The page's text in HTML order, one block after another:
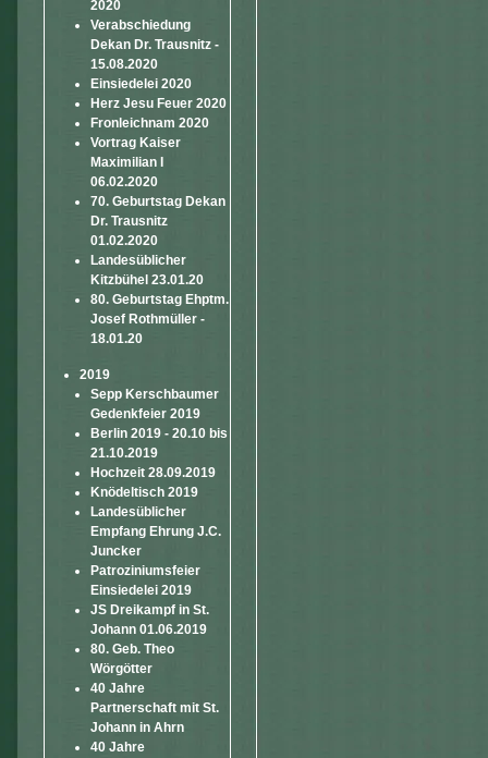
2020
Verabschiedung
Dekan Dr. Trausnitz -
15.08.2020
Einsiedelei 2020
Herz Jesu Feuer 2020
Fronleichnam 2020
Vortrag Kaiser
Maximilian I
06.02.2020
70. Geburtstag Dekan
Dr. Trausnitz
01.02.2020
Landesüblicher
Kitzbühel 23.01.20
80. Geburtstag Ehptm.
Josef Rothmüller -
18.01.20
2019
Sepp Kerschbaumer
Gedenkfeier 2019
Berlin 2019 - 20.10 bis
21.10.2019
Hochzeit 28.09.2019
Knödeltisch 2019
Landesüblicher
Empfang Ehrung J.C.
Juncker
Patroziniumsfeier
Einsiedelei 2019
JS Dreikampf in St.
Johann 01.06.2019
80. Geb. Theo
Wörgötter
40 Jahre
Partnerschaft mit St.
Johann in Ahrn
40 Jahre